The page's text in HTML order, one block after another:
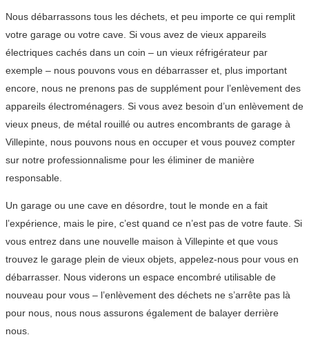
Nous débarrassons tous les déchets, et peu importe ce qui remplit
votre garage ou votre cave. Si vous avez de vieux appareils
électriques cachés dans un coin – un vieux réfrigérateur par
exemple – nous pouvons vous en débarrasser et, plus important
encore, nous ne prenons pas de supplément pour l’enlèvement des
appareils électroménagers. Si vous avez besoin d’un enlèvement de
vieux pneus, de métal rouillé ou autres encombrants de garage à
Villepinte, nous pouvons nous en occuper et vous pouvez compter
sur notre professionnalisme pour les éliminer de manière
responsable.
Un garage ou une cave en désordre, tout le monde en a fait
l’expérience, mais le pire, c’est quand ce n’est pas de votre faute. Si
vous entrez dans une nouvelle maison à Villepinte et que vous
trouvez le garage plein de vieux objets, appelez-nous pour vous en
débarrasser. Nous viderons un espace encombré utilisable de
nouveau pour vous – l’enlèvement des déchets ne s’arrête pas là
pour nous, nous nous assurons également de balayer derrière
nous.